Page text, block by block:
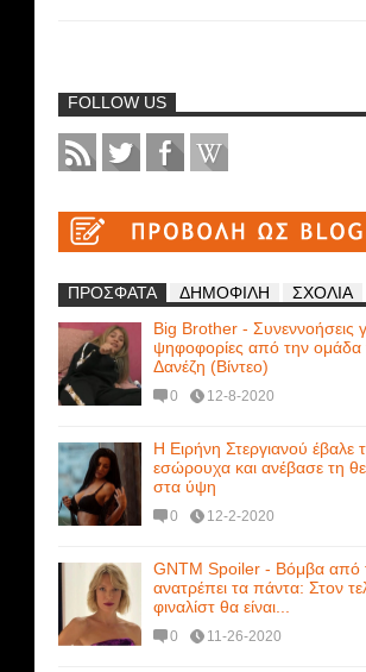
FOLLOW US
ΠΡΟΣΦΑΤΑ ΔΗΜΟΦΙΛΗ
ΣΧΟΛΙΑ
Big Brother - Συνεννοήσεις
ψηφοφορίες από την ομάδα
Δανέζη (Βίντεο)
0 12-8-2020
Η Ειρήνη Στεργιανού έβαλε
εσώρουχα και ανέβασε τη
στα ύψη
0 12-2-2020
GNTM Spoiler - Βόμβα από
ανατρέπει τα πάντα: Στον
φιναλίστ θα είναι...
0 11-26-2020